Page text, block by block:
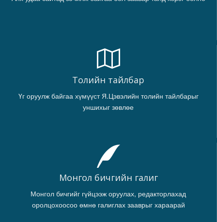
Толийн тайлбар
Үг оруулж байгаа хүмүүст Я.Цэвэлийн толийн тайлбарыг
уншихыг зөвлөе
Монгол бичгийн галиг
Монгол бичгийг гүйцээж оруулах, редакторлахад
оролцохоосоо өмнө галиглах зааврыг хараарай